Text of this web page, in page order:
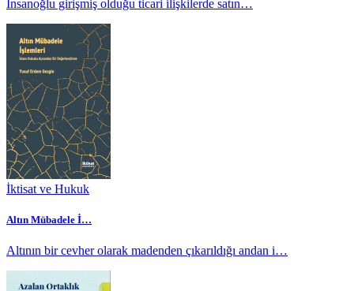
İnsanoğlu girişmiş olduğu ticari ilişkilerde satın…
İktisat ve Hukuk
Altın Mübadele İ…
Altının bir cevher olarak madenden çıkarıldığı andan i…